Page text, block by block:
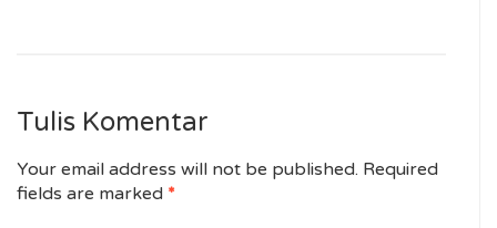
Tulis Komentar
Your email address will not be published. Required
fields are marked *